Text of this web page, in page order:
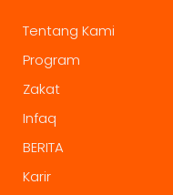
Tentang Kami
Program
Zakat
Infaq
BERITA
Karir